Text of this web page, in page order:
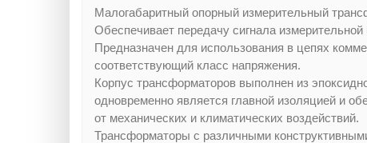
Малогабаритный опорный измерительный
Обеспечивает передачу сигнала
Предназначен для использования в цепях
соответствующий класс напряжения.
Корпус трансформаторов выполнен из
одновременно является главной изоляцией и
от механических и климатических воздействий.
Трансформаторы с различными